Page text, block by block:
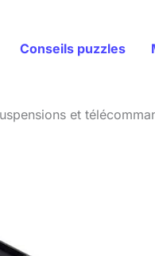
Conseils puzzles
et